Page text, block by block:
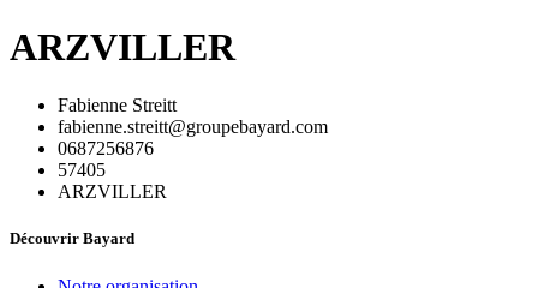
ARZVILLER
Fabienne Streitt
fabienne.streitt@groupebayard.com
0687256876
57405
ARZVILLER
Découvrir Bayard